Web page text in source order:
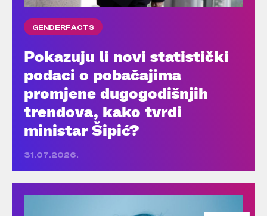
GENDERFACTS
Pokazuju li novi statistički
podaci o pobačajima
promjene dugogodišnjih
trendova, kako tvrdi
ministar Šipić?
31.07.2026.